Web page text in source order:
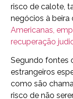
risco de calote,
negócios à beira
Americanas,
recuperação
Segundo fontes
estrangeiros
como são
risco de não